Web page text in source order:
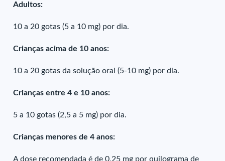
Adultos:
10 a 20 gotas (5 a 10 mg) por dia.
Crianças acima de 10 anos:
10 a 20 gotas da solução oral (5-10 mg) por dia.
Crianças entre 4 e 10 anos:
5 a 10 gotas (2,5 a 5 mg) por dia.
Crianças menores de 4 anos:
A dose recomendada é de 0,25 mg por quilograma de